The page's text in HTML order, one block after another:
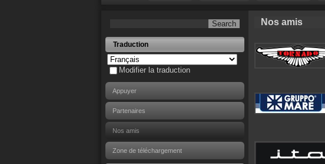
Traduction
Modifier la traduction
Appuyer
Partenaires
Nos amis
Zone de téléchargement
Nos amis